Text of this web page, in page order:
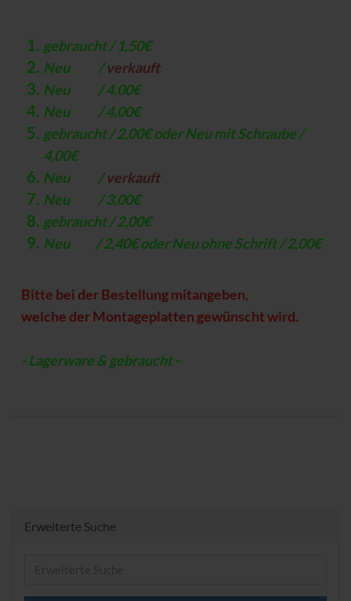
gebraucht / 1,50€
Neu /verkauft
Neu / 4,00€
Neu / 4,00€
gebraucht / 2,00€ oder Neu mit Schraube /
4,00€
Neu /verkauft
Neu / 3,00€
gebraucht / 2,00€
Neu / 2,40€ oder Neu ohne Schrift / 2,00€
Bitte bei der Bestellung mitangeben,
welche der Montageplatten gewünscht wird.
- Lagerware & gebraucht -
Erweiterte Suche